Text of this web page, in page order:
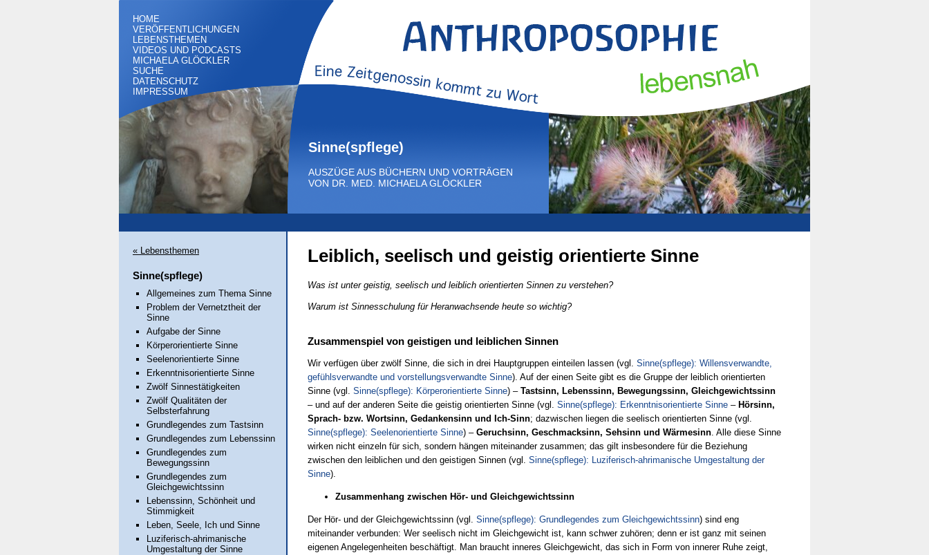
HOME
VERÖFFENTLICHUNGEN
LEBENSTHEMEN
VIDEOS UND PODCASTS
MICHAELA GLÖCKLER
SUCHE
DATENSCHUTZ
IMPRESSUM
Sinne(spflege)
AUSZÜGE AUS BÜCHERN UND VORTRÄGEN
VON DR. MED. MICHAELA GLÖCKLER
Leiblich, seelisch und geistig orientierte Sinne
Was ist unter geistig, seelisch und leiblich orientierten Sinnen zu verstehen?
Warum ist Sinnesschulung für Heranwachsende heute so wichtig?
Zusammenspiel von geistigen und leiblichen Sinnen
Wir verfügen über zwölf Sinne, die sich in drei Hauptgruppen einteilen lassen (vgl. Sinne(spflege): Willensverwandte,
gefühlsverwandte und vorstellungsverwandte Sinne). Auf der einen Seite gibt es die Gruppe der leiblich orientierten
Sinne (vgl. Sinne(spflege): Körperorientierte Sinne) – Tastsinn, Lebenssinn, Bewegungssinn, Gleichgewichtssinn
– und auf der anderen Seite die geistig orientierten Sinne (vgl. Sinne(spflege): Erkenntnisorientierte Sinne – Hörsinn,
Sprach- bzw. Wortsinn, Gedankensinn und Ich-Sinn; dazwischen liegen die seelisch orientierten Sinne (vgl.
Sinne(spflege): Seelenorientierte Sinne) – Geruchsinn, Geschmacksinn, Sehsinn und Wärmesinn. Alle diese Sinne
wirken nicht einzeln für sich, sondern hängen miteinander zusammen; das gilt insbesondere für die Beziehung
zwischen den leiblichen und den geistigen Sinnen (vgl. Sinne(spflege): Luziferisch-ahrimanische Umgestaltung der
Sinne).
Zusammenhang zwischen Hör- und Gleichgewichtssinn
Der Hör- und der Gleichgewichtssinn (vgl. Sinne(spflege): Grundlegendes zum Gleichgewichtssinn) sind eng
miteinander verbunden: Wer seelisch nicht im Gleichgewicht ist, kann schwer zuhören; denn er ist ganz mit seinen
eigenen Angelegenheiten beschäftigt. Man braucht inneres Gleichgewicht, das sich in Form von innerer Ruhe zeigt,
« Lebensthemen
Sinne(spflege)
Allgemeines zum Thema Sinne
Problem der Vernetztheit der
Sinne
Aufgabe der Sinne
Körperorientierte Sinne
Seelenorientierte Sinne
Erkenntnisorientierte Sinne
Zwölf Sinnestätigkeiten
Zwölf Qualitäten der
Selbsterfahrung
Grundlegendes zum Tastsinn
Grundlegendes zum Lebenssinn
Grundlegendes zum
Bewegungssinn
Grundlegendes zum
Gleichgewichtssinn
Lebenssinn, Schönheit und
Stimmigkeit
Leben, Seele, Ich und Sinne
Luziferisch-ahrimanische
Umgestaltung der Sinne